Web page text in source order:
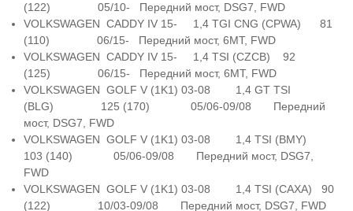
(122) 05/10- Передний мост, DSG7, FWD
VOLKSWAGEN CADDY IV 15- 1,4 TGI CNG (CPWA) 81
(110) 06/15- Передний мост, 6MT, FWD
VOLKSWAGEN CADDY IV 15- 1,4 TSI (CZCB) 92
(125) 06/15- Передний мост, 6MT, FWD
VOLKSWAGEN GOLF V (1K1) 03-08 1,4 GT TSI
(BLG) 125 (170) 05/06-09/08 Передний
мост, DSG7, FWD
VOLKSWAGEN GOLF V (1K1) 03-08 1,4 TSI (BMY)
103 (140) 05/06-09/08 Передний мост, DSG7,
FWD
VOLKSWAGEN GOLF V (1K1) 03-08 1,4 TSI (CAXA) 90
(122) 10/03-09/08 Передний мост, DSG7, FWD